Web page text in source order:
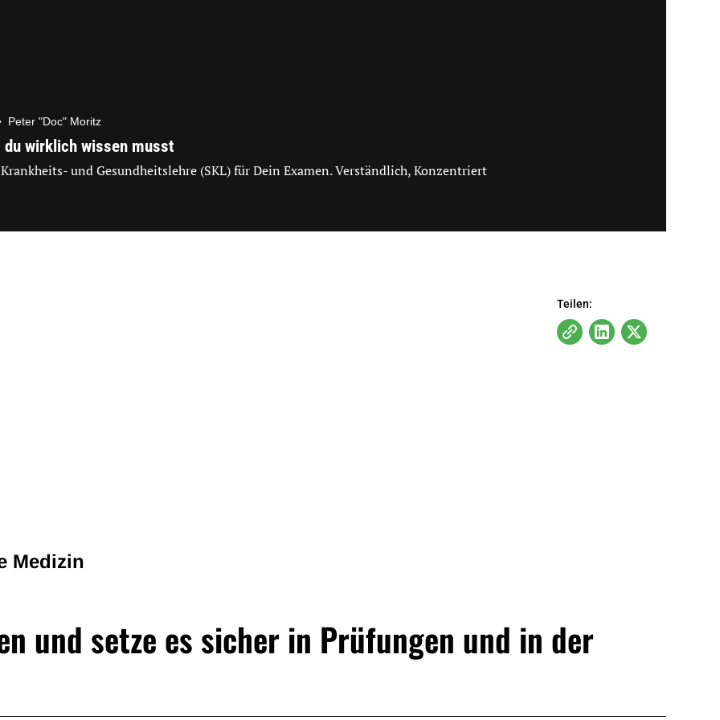
Peter "Doc" Moritz
wirklich wissen musst
und Gesundheitslehre (SKL) für Dein Examen. Verständlich, Konzentriert
Teilen:
Medizin
und setze es sicher in Prüfungen und in der